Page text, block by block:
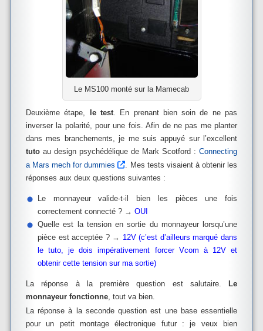
Le MS100 monté sur la Mamecab
Deuxième étape, le test. En prenant bien soin de ne pas
inverser la polarité, pour une fois. Afin de ne pas me planter
dans mes branchements, je me suis appuyé sur l’excellent
tuto au design psychédélique de Mark Scotford : Connecting
a Mars mech for dummies
. Mes tests visaient à obtenir les
réponses aux deux questions suivantes :
Le monnayeur valide-t-il bien les pièces une fois
correctement connecté ? → OUI
Quelle est la tension en sortie du monnayeur lorsqu’une
pièce est acceptée ? → 12V (c’est d’ailleurs marqué dans
le tuto, je dois impérativement forcer Vcom à 12V et
obtenir cette tension sur ma sortie)
La réponse à la première question est salutaire.
Le
monnayeur fonctionne, tout va bien.
La réponse à la seconde question est une base essentielle
pour un petit montage électronique futur : je veux bien